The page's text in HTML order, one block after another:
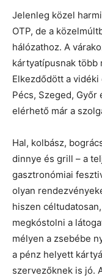
Jelenleg közel
OTP, de a
hálózathoz. A
kártyatípusnak több
Elkezdődött a
Pécs, Szeged,
elérhető már a
Hal, kolbász,
dinnye és grill – a
gasztronómiai
olyan
hiszen
megkóstolni a
mélyen a zsebébe
a pénz helyett
szervezőknek is jó.